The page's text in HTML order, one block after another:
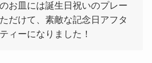
お皿には誕生日祝いのプレー
だけて、素敵な記念日アフタ
ィーになりました！